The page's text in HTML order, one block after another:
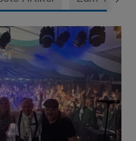
Unterbacher